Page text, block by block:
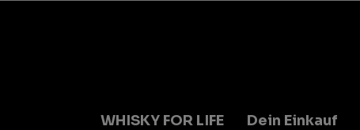
Dein Einkauf
WHISKY FOR LIFE